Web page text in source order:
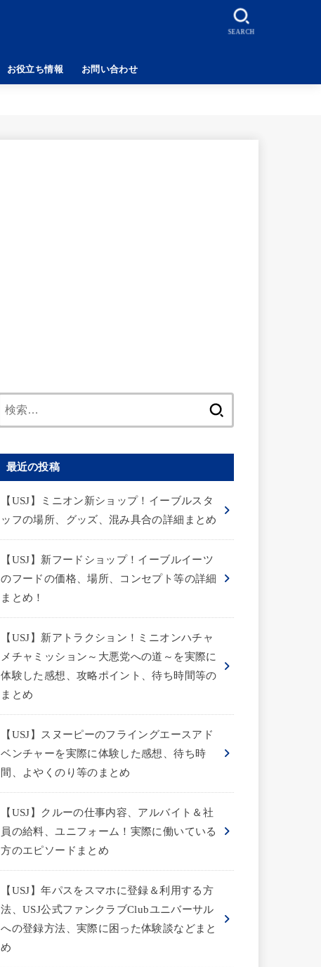
お役立ち情報 お問い合わせ
SEARCH
最近の投稿
【USJ】ミニオン新ショップ！イーブルスタ
ッフの場所、グッズ、混み具合の詳細まとめ
【USJ】新フードショップ！イーブルイーツ
のフードの価格、場所、コンセプト等の詳細
まとめ！
【USJ】新アトラクション！ミニオンハチャ
メチャミッション～大悪党への道～を実際に
体験した感想、攻略ポイント、待ち時間等の
まとめ
【USJ】スヌーピーのフライングエースアド
ベンチャーを実際に体験した感想、待ち時
間、よやくのり等のまとめ
【USJ】クルーの仕事内容、アルバイト＆社
員の給料、ユニフォーム！実際に働いている
方のエピソードまとめ
【USJ】年パスをスマホに登録＆利用する方
法、USJ公式ファンクラブClubユニバーサル
への登録方法、実際に困った体験談などまと
め